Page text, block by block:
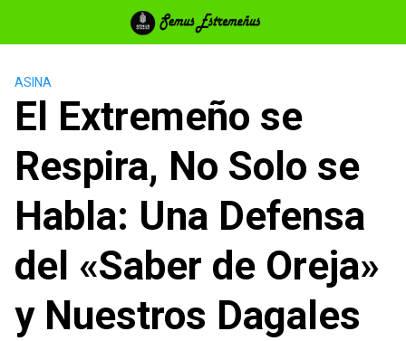
ASINA
El Extremeño se
Respira, No Solo se
Habla: Una Defensa
del «Saber de Oreja»
y Nuestros Dagales